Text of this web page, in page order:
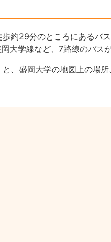
約29分のところにあるバス
大学線など、7路線のバスが
、盛岡大学の地図上の場